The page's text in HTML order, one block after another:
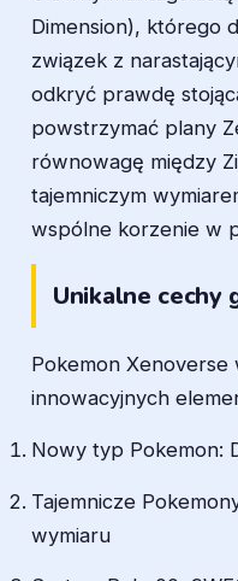
Dimension), którego
związek z
odkryć prawdę
powstrzymać plany
równowagę między
tajemniczym
wspólne korzenie w
Unikalne cechy
Pokemon
innowacyjnych
Nowy typ Pokemon:
Tajemnicze
wymiaru